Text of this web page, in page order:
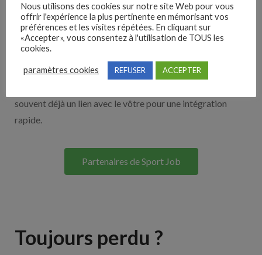
Nos solutions entreprises
Découvrez nos partenaires ! Moteurs de recherches,
multidiffuseurs, sites payant… nombreux sont nos
souvent déjà un lien avec le vôtre pour une intégration
rapide.
Partenaires de Sport Job
Toujours perdu ?
Nous utilisons des cookies sur notre site Web pour vous
offrir l'expérience la plus pertinente en mémorisant vos
préférences et les visites répétées. En cliquant sur
«Accepter», vous consentez à l'utilisation de TOUS les
cookies.
paramètres cookies REFUSER ACCEPTER